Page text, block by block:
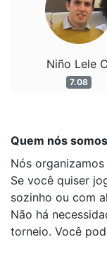
Niño Lele
7.08
Quem nós
Nós
Se você quiser
sozinho ou com
Não há
torneio. Você